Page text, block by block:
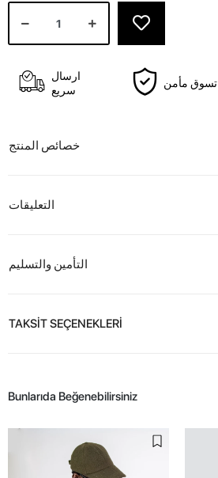
ارسال
سريع
تسوق مأمن
خصائص المنتج
التعليقات
التأمين والتسليم
TAKSİT SEÇENEKLERİ
Bunlarıda Beğenebilirsiniz